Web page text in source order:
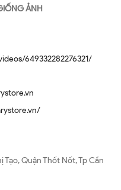
ẢNH
649332282276321/
Tạo, Quận Thốt Nốt, Tp Cần